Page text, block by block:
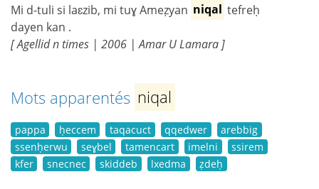
Mi d-tuli si laɛzib, mi tuɣ Ameẓyan niqal tefreḥ
dayen kan .
[ Agellid n times | 2006 | Amar U Lamara ]
Mots apparentés niqal
pappa ḥeccem taqacuct qqedwer
arebbig
ssenḥerwu
seɣbel tamencart imelni
ssirem
kfer
snecnec skiddeb lxedma ẓdeḥ